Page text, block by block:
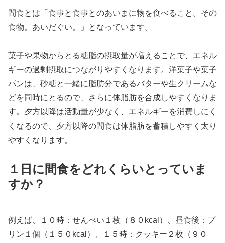
間食とは「食事と食事とのあいまに物を食べること。その
食物。あいだぐい。」となっています。
菓子や果物からとる糖脂の摂取量が増えることで、エネル
ギーの過剰摂取につながりやすくなります。洋菓子や菓子
パンは、砂糖と一緒に脂肪分であるバターや生クリームな
どを同時にとるので、さらに体脂肪を合成しやすくなりま
す。夕方以降は活動量が少なく、エネルギーを消費しにく
くなるので、夕方以降の間食は体脂肪を蓄積しやすく太り
やすくなります。
１日に間食をどれくらいとっていま
すか？
例えば、１０時：せんべい１枚（８０kcal）、昼食後：プ
リン１個（１５０kcal）、１５時：クッキー２枚（９０